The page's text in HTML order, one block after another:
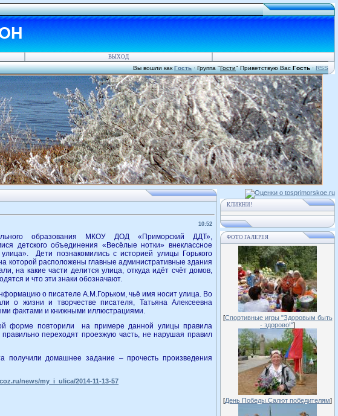
ВЫХОД
Вы вошли как Гость·Группа"Гости"Приветствую ВасГость·RSS
10:52
образования МКОУ ДОД «Приморский ДДТ»,
детского объединения «Весёлые нотки» внеклассное
Дети познакомились с историей улицы Горького
которой расположены главные административные здания
на какие части делится улица, откуда идёт счёт домов,
и что эти знаки обозначают.
о писателе А.М.Горьком, чьё имя носит улица. Во
о жизни и творчестве писателя, Татьяна Алексеевна
фактами и книжными иллюстрациями.
форме повторили на примере данной улицы правила
переходят проезжую часть, не нарушая правил
получили домашнее задание – прочесть произведения
news/my_i_ulica/2014-11-13-57
КЛИКНИ!
ФОТО ГАЛЕРЕЯ
[Спортивные игры "Здоровым быть
- здорово!"]
[День Победы.Салют победителям]